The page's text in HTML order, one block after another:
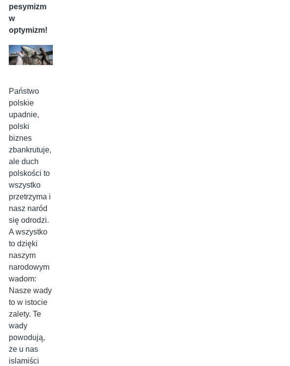
pesymizm
w
optymizm!
Państwo
polskie
upadnie,
polski
biznes
zbankrutuje,
ale duch
polskości to
wszystko
przetrzyma i
nasz naród
się odrodzi.
A wszystko
to dzięki
naszym
narodowym
wadom:
Nasze wady
to w istocie
zalety. Te
wady
powodują,
że u nas
islamiści